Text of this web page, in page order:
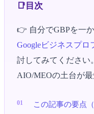
目次
👉 自分でGBPを一
Googleビジネスプロ
討してみてください
AIO/MEOの土台が最
この記事の要点